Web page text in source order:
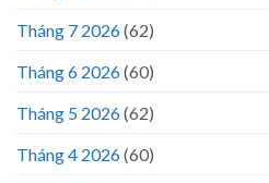
Tháng 7 2026(62)
Tháng 6 2026(60)
Tháng 5 2026(62)
Tháng 4 2026(60)